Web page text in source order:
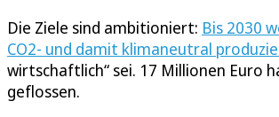
Die Ziele sind ambitioniert: Bis 2030
CO2- und damit klimaneutral
wirtschaftlich“ sei. 17 Millionen Euro
geflossen.